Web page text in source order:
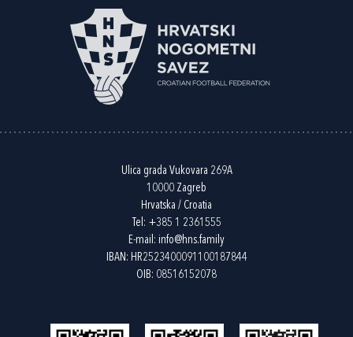
Ulica grada Vukovara 269A
10000 Zagreb
Hrvatska / Croatia
Tel: +385 1 2361555
E-mail: info@hns.family
IBAN: HR2523400091100187844
OIB: 08516152078